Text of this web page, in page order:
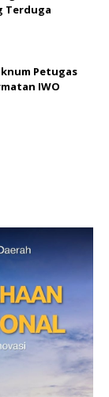
Terduga
Petugas
IWO